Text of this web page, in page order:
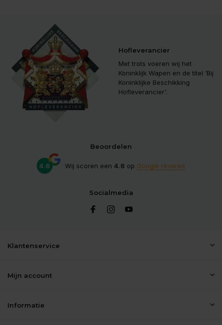
Hofleverancier
Met trots voeren wij het
Koninklijk Wapen en de titel ‘Bij
Koninklijke Beschikking
Hofleverancier'.
Beoordelen
4.6 Wij scoren een 4.6 op Google reviews
Socialmedia
Klantenservice
Mijn account
Informatie